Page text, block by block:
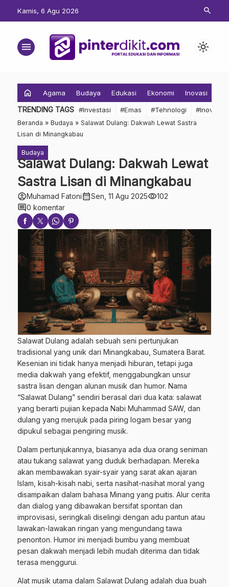
Kamis, 6 Agu 2026 search
menu light_mode
home Agama Budaya Edukasi Ekonomi Inovasi
TRENDING TAGS #Investasi #Emas #Tehnologi #Inovasi
Beranda » Budaya » Salawat Dulang: Dakwah Lewat Sastra
Lisan di Minangkabau
Budaya
Salawat Dulang: Dakwah Lewat
Sastra Lisan di Minangkabau
account_circleMuhamad Fatonicalendar_monthSen, 11 Agu 2025visibility102
comment0 komentar
Salawat Dulang adalah sebuah seni pertunjukan
tradisional yang unik dari Minangkabau, Sumatera Barat.
Kesenian ini tidak hanya menjadi hiburan, tetapi juga
media dakwah yang efektif, menggabungkan unsur
sastra lisan dengan alunan musik dan humor. Nama
“Salawat Dulang” sendiri berasal dari dua kata: salawat
yang berarti pujian kepada Nabi Muhammad SAW, dan
dulang yang merujuk pada piring logam besar yang
dipukul sebagai pengiring musik.
Dalam pertunjukannya, biasanya ada dua orang seniman
atau tukang salawat yang duduk berhadapan. Mereka
akan membawakan syair-syair yang sarat akan ajaran
Islam, kisah-kisah nabi, serta nasihat-nasihat moral yang
disampaikan dalam bahasa Minang yang puitis. Alur cerita
dan dialog yang dibawakan bersifat spontan dan
improvisasi, seringkali diselingi dengan adu pantun atau
lawakan-lawakan ringan yang mengundang tawa
penonton. Humor ini menjadi bumbu yang membuat
pesan dakwah menjadi lebih mudah diterima dan tidak
terasa menggurui.
Alat musik utama dalam Salawat Dulang adalah dua buah